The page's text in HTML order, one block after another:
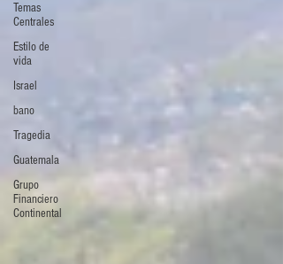
Temas
Centrales
Estilo de
vida
Israel
bano
Tragedia
Guatemala
Grupo
Financiero
Continental